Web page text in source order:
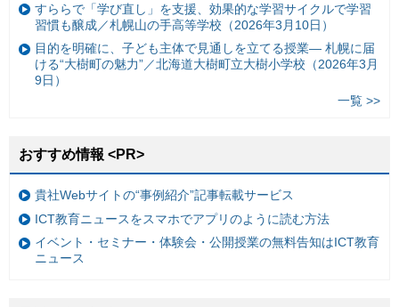
すららで「学び直し」を支援、効果的な学習サイクルで学習
習慣も醸成／札幌山の手高等学校（2026年3月10日）
目的を明確に、子ども主体で見通しを立てる授業— 札幌に届
ける“大樹町の魅力”／北海道大樹町立大樹小学校（2026年3月
9日）
一覧 >>
おすすめ情報 <PR>
貴社Webサイトの“事例紹介”記事転載サービス
ICT教育ニュースをスマホでアプリのように読む方法
イベント・セミナー・体験会・公開授業の無料告知はICT教育
ニュース